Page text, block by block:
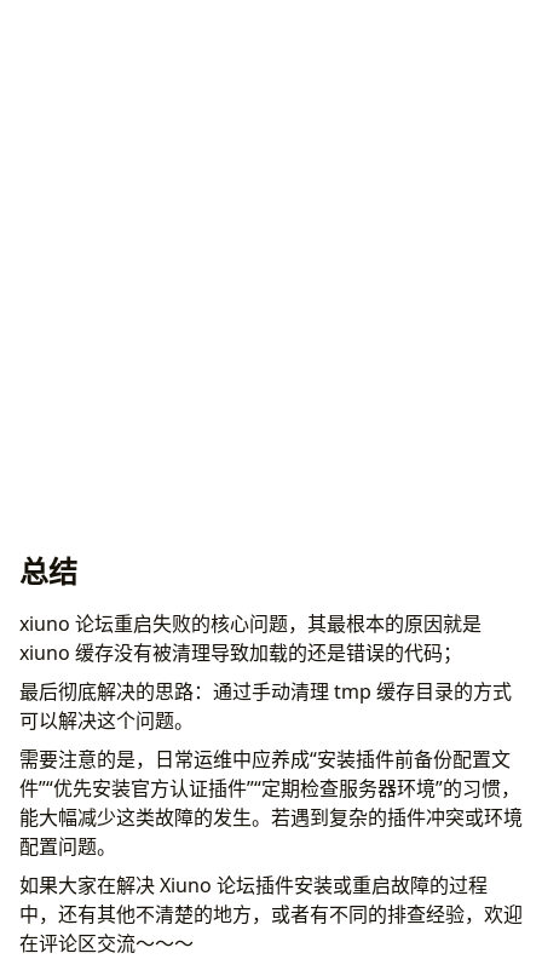
总结
xiuno 论坛重启失败的核心问题，其最根本的原因就是
xiuno 缓存没有被清理导致加载的还是错误的代码；
最后彻底解决的思路：通过手动清理 tmp 缓存目录的方式
可以解决这个问题。
需要注意的是，日常运维中应养成“安装插件前备份配置文
件”“优先安装官方认证插件”“定期检查服务器环境”的习惯，
能大幅减少这类故障的发生。若遇到复杂的插件冲突或环境
配置问题。
如果大家在解决 Xiuno 论坛插件安装或重启故障的过程
中，还有其他不清楚的地方，或者有不同的排查经验，欢迎
在评论区交流～～～